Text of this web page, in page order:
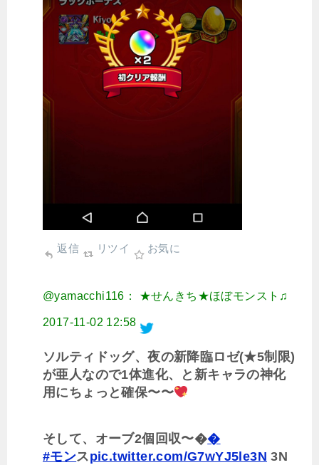
返信 リツイ お気に
@yamacchi116： ★せんきち★ほぼモンスト♫
2017-11-02 12:58
ソルティドッグ、夜の新降臨ロゼ(★5制限)
が亜人なので1体進化、と新キャラの神化
用にちょっと確保〜〜
そして、オーブ2個回収〜��
#モンスpic.twitter.com/G7wYJ5le3N 3N